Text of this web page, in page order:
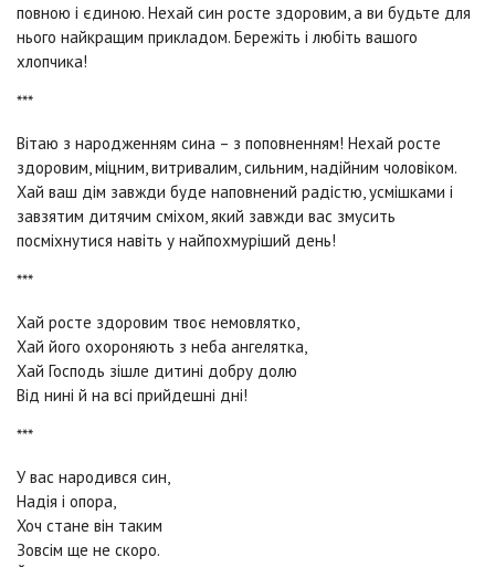
повною і єдиною. Нехай син росте здоровим, а ви будьте для
нього найкращим прикладом. Бережіть і любіть вашого
хлопчика!
***
Вітаю з народженням сина – з поповненням! Нехай росте
здоровим, міцним, витривалим, сильним, надійним чоловіком.
Хай ваш дім завжди буде наповнений радістю, усмішками і
завзятим дитячим сміхом, який завжди вас змусить
посміхнутися навіть у найпохмуріший день!
***
Хай росте здоровим твоє немовлятко,
Хай його охороняють з неба ангелятка,
Хай Господь зішле дитині добру долю
Від нині й на всі прийдешні дні!
***
У вас народився син,
Надія і опора,
Хоч стане він таким
Зовсім ще не скоро.